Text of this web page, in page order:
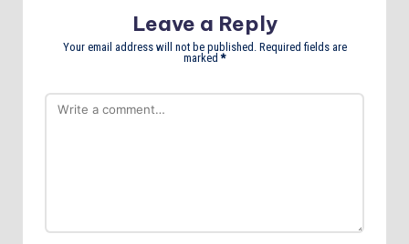
Leave a Reply
Your email address will not be published. Required fields are
marked*